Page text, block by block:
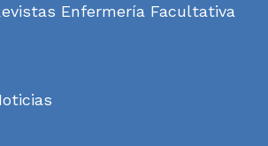
Enfermería Facultativa